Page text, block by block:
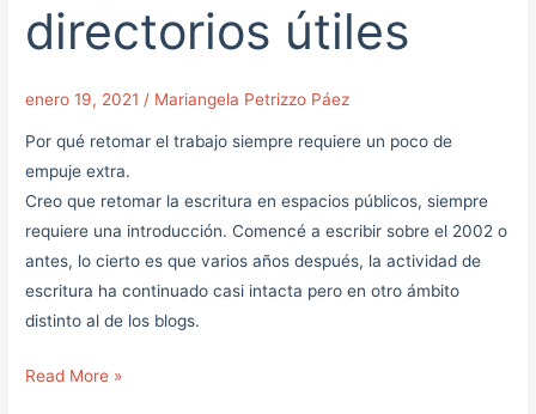
directorios útiles
enero 19, 2021 / Mariangela Petrizzo Páez
Por qué retomar el trabajo siempre requiere un poco de
empuje extra.
Creo que retomar la escritura en espacios públicos, siempre
requiere una introducción. Comencé a escribir sobre el 2002 o
antes, lo cierto es que varios años después, la actividad de
escritura ha continuado casi intacta pero en otro ámbito
distinto al de los blogs.
Read More »